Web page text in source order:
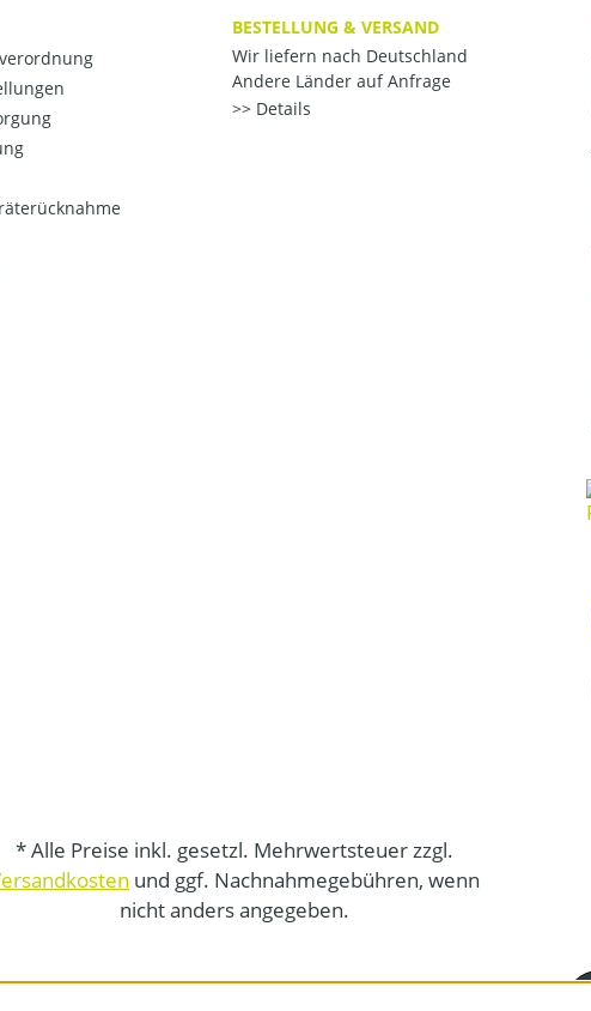
BESTELLUNG & VERSAND
Wir liefern nach Deutschland
Andere Länder auf Anfrage
Details
* Alle Preise inkl. gesetzl. Mehrwertsteuer zzgl.
und ggf. Nachnahmegebühren, wenn
nicht anders angegeben.